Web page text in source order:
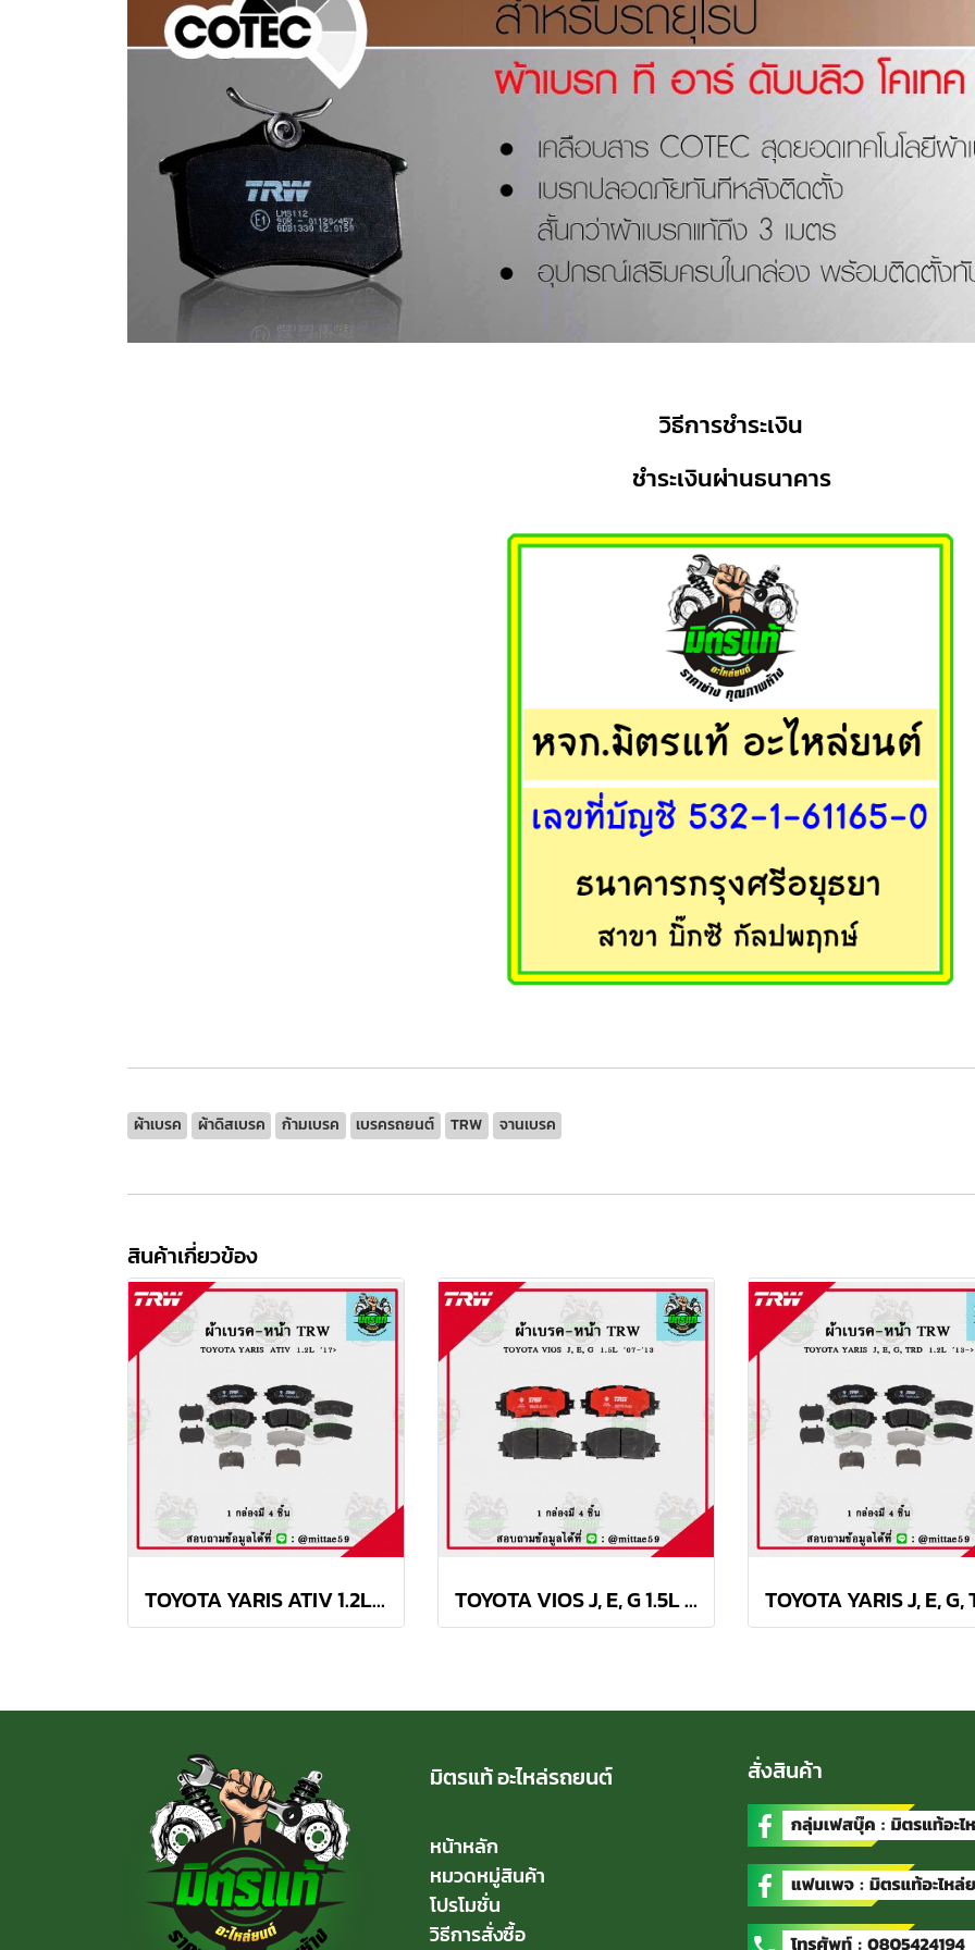
วิธีการชำระเงิน
ชำระเงินผ่านธนาคาร
ผ้าเบรค ผ้าดิสเบรค ก้ามเบรค เบรครถยนต์ TRW จานเบรค
สินค้าเกี่ยวข้อง
TOYOTA YARIS ATIV 1.2L ปี 2013 ขึ้นไป TRW ผ้าเบรค (หน้า) TOYOTA VIOS J, E, G 1.5L ปี 07-13 TRW ผ้าเบรค (หน้า)
มิตรแท้ อะไหล่รถยนต์
หน้าหลัก
หมวดหมู่สินค้า
โปรโมชั่น
วิธีการสั่งซื้อ
สั่งสินค้า